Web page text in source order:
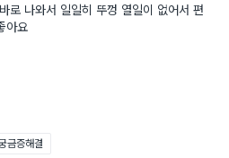
로 나와서 일일히 뚜껑 열일이 없어서 편
아요
금증해결